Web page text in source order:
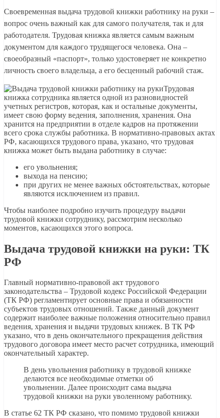
Своевременная выдача трудовой книжки работнику на руки –
вопрос очень важный как для самого получателя, так и для
работодателя. Трудовая книжка является самым важным
документом для каждого трудящегося человека. Она –
своеобразный «паспорт», только удостоверяет не конкретно
личность своего владельца, а его бесценный рабочий стаж.
Трудовая
книжка сотрудника является одной из разновидностей
учетных регистров, которая, как и остальные документы,
имеет свою форму ведения, заполнения, хранения. Она
хранится на предприятии в отделе кадров на протяжении
всего срока службы работника. В нормативно-правовых актах
РФ, касающихся трудового права, указано, что трудовая
книжка может быть выдана работнику в случае:
его увольнения;
выхода на пенсию;
при других не менее важных обстоятельствах, которые
являются исключением из правил.
Чтобы наиболее подробно изучить процедуру выдачи
трудовой книжки сотруднику, рассмотрим несколько
моментов, касающихся этого вопроса.
Выдача трудовой книжки на руки: ТК
РФ
Главный нормативно-правовой акт трудового
законодательства – Трудовой кодекс Российской Федерации
(ТК РФ) регламентирует основные права и обязанности
субъектов трудовых отношений. Также данный документ
содержит наиболее важные положения относительно правил
ведения, хранения и выдачи трудовых книжек. В ТК РФ
указано, что в день окончательного прекращения действия
трудового договора имеет место расчет сотрудника, имеющий
окончательный характер.
В день увольнения работнику в трудовой книжке
делаются все необходимые отметки об
увольнении. Далее происходит сама выдача
трудовой книжки на руки уволенному работнику.
В статье 62 ТК РФ сказано, что помимо трудовой книжки